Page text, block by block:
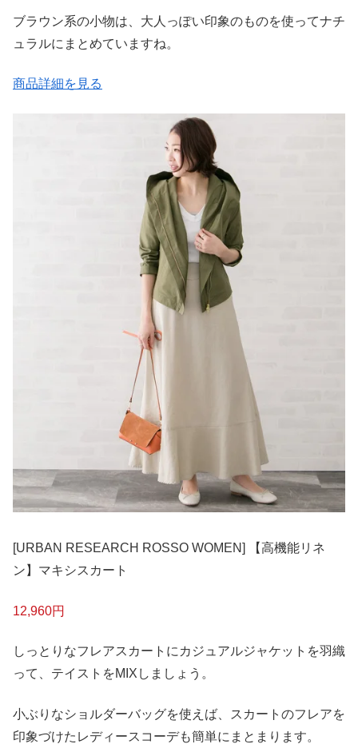
ブラウン系の小物は、大人っぽい印象のものを使ってナチ
ュラルにまとめていますね。
商品詳細を見る
[URBAN RESEARCH ROSSO WOMEN] 【高機能リネ
ン】マキシスカート
12,960円
しっとりなフレアスカートにカジュアルジャケットを羽織
って、テイストをMIXしましょう。
小ぶりなショルダーバッグを使えば、スカートのフレアを
印象づけたレディースコーデも簡単にまとまります。